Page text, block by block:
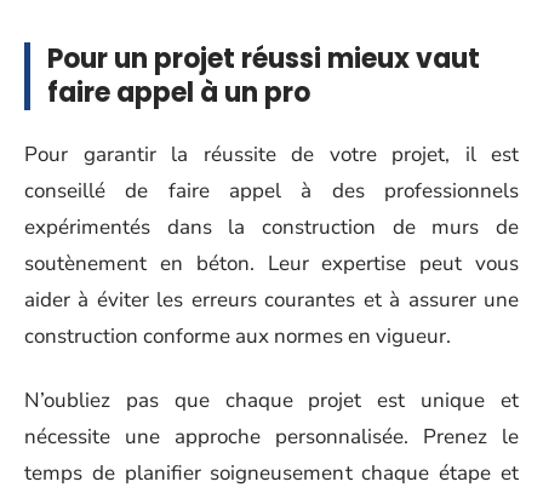
Pour un projet réussi mieux vaut
faire appel à un pro
Pour garantir la réussite de votre projet, il est
conseillé de faire appel à des professionnels
expérimentés dans la construction de murs de
soutènement en béton. Leur expertise peut vous
aider à éviter les erreurs courantes et à assurer une
construction conforme aux normes en vigueur.
N’oubliez pas que chaque projet est unique et
nécessite une approche personnalisée. Prenez le
temps de planifier soigneusement chaque étape et